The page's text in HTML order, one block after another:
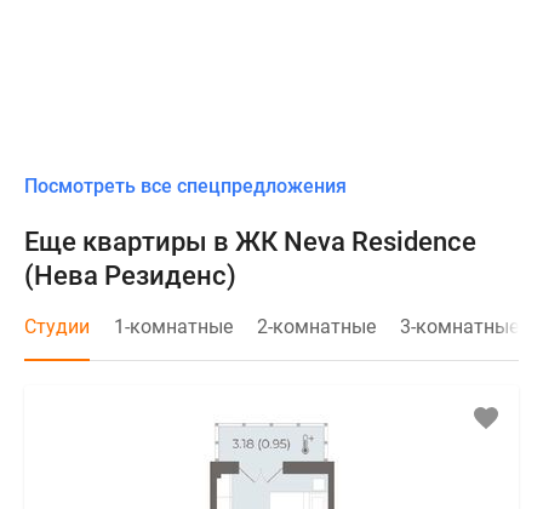
Посмотреть все спецпредложения
Еще квартиры в ЖК Neva Residence
(Нева Резиденс)
Студии 1-комнатные 2-комнатные 3-комнатные